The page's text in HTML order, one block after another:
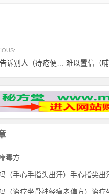
毒方
心手指头出汗）手心指尖出汗，治夏天手心出汗、暴
疗坐骨神经痛老偏方）治疗坐骨神经痛民间偏方，